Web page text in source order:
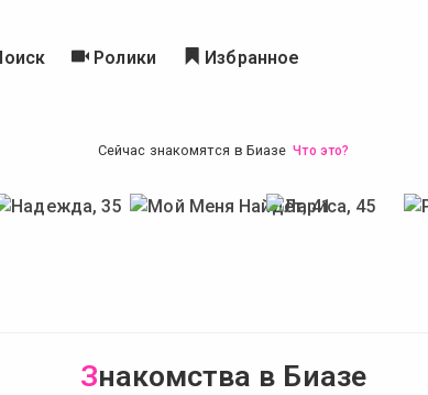
Ролики Избранное
Сейчас знакомятся в Биазе Что это?
Знакомства в Биазе